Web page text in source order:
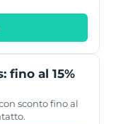
di occhiali per
fino al 15%
sconto fino al